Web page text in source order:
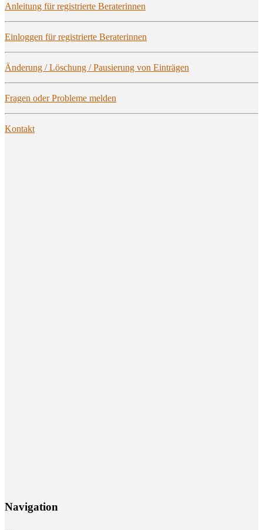
Anlei­tung für regis­trier­te Beraterinnen
Ein­log­gen für regis­trier­te Beraterinnen
Ände­rung / Löschung / Pau­sie­rung von Einträgen
Fra­gen oder Pro­ble­me melden
Kon­takt
Navi­ga­ti­on